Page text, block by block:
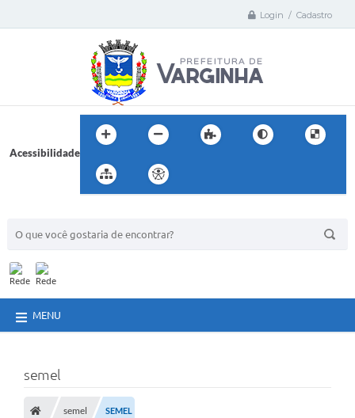
Login / Cadastro
Acessibilidade
MENU
semel
semel SEMEL